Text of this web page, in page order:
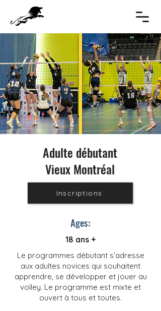
Adulte débutant
Vieux Montréal
Inscriptions
Ages:
18 ans +
Le programmes débutant s’adresse
aux adultes novices qui souhaitent
apprendre, se développer et jouer au
volley. Le programme est mixte et
ouvert à tous et toutes.